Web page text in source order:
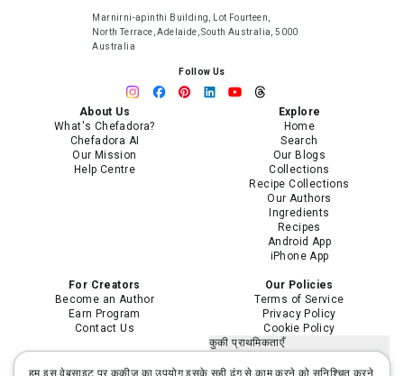
Marnirni-apinthi Building, Lot Fourteen,
North Terrace, Adelaide, South Australia, 5000
Australia
Follow Us
About Us
What's Chefadora?
Chefadora AI
Our Mission
Help Centre
Explore
Home
Search
Our Blogs
Collections
Recipe Collections
Our Authors
Ingredients
Recipes
Android App
iPhone App
For Creators
Become an Author
Earn Program
Contact Us
Our Policies
Terms of Service
Privacy Policy
Cookie Policy
कुकी प्राथमिकताएँ
मेरी संवेदनशील निजी जानकारी का उपयोग
हम इस वेबसाइट पर कुकीज़ का उपयोग इसके सही ढंग से काम करने को सुनिश्चित करने